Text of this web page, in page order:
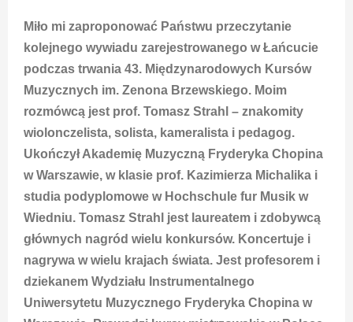
Miło mi zaproponować Państwu przeczytanie
kolejnego wywiadu zarejestrowanego w Łańcucie
podczas trwania 43. Międzynarodowych Kursów
Muzycznych im. Zenona Brzewskiego. Moim
rozmówcą jest prof. Tomasz Strahl – znakomity
wiolonczelista, solista, kameralista i pedagog.
Ukończył Akademię Muzyczną Fryderyka Chopina
w Warszawie, w klasie prof. Kazimierza Michalika i
studia podyplomowe w Hochschule fur Musik w
Wiedniu. Tomasz Strahl jest laureatem i zdobywcą
głównych nagród wielu konkursów. Koncertuje i
nagrywa w wielu krajach świata. Jest profesorem i
dziekanem Wydziału Instrumentalnego
Uniwersytetu Muzycznego Fryderyka Chopina w